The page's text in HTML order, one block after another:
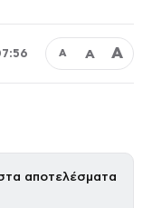
Α Α Α
αποτελέσματα